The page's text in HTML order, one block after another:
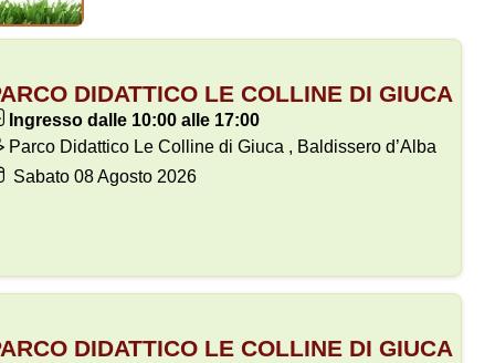
DIDATTICO LE COLLINE DI GIUCA
Ingresso dalle 10:00 alle 17:00
Parco Didattico Le Colline di Giuca , Baldissero d’Alba
Sabato 08Agosto 2026
DIDATTICO LE COLLINE DI GIUCA